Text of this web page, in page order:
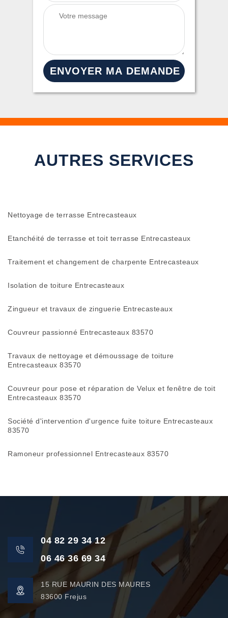
AUTRES SERVICES
Nettoyage de terrasse Entrecasteaux
Etanchéité de terrasse et toit terrasse Entrecasteaux
Traitement et changement de charpente Entrecasteaux
Isolation de toiture Entrecasteaux
Zingueur et travaux de zinguerie Entrecasteaux
Couvreur passionné Entrecasteaux 83570
Travaux de nettoyage et démoussage de toiture
Entrecasteaux 83570
Couvreur pour pose et réparation de Velux et fenêtre de toit
Entrecasteaux 83570
Société d'intervention d'urgence fuite toiture Entrecasteaux
83570
Ramoneur professionnel Entrecasteaux 83570
04 82 29 34 12
06 46 36 69 34
15 RUE MAURIN DES MAURES
83600 Frejus